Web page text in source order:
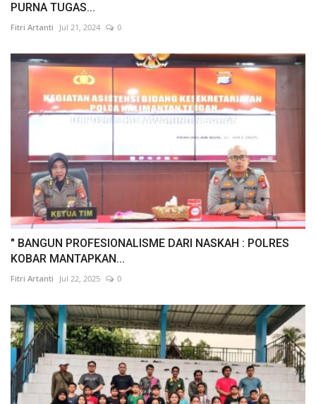
PURNA TUGAS...
Fitri Artanti Jul 21, 2024 0
" BANGUN PROFESIONALISME DARI NASKAH : POLRES
KOBAR MANTAPKAN...
Fitri Artanti Jul 22, 2025 0